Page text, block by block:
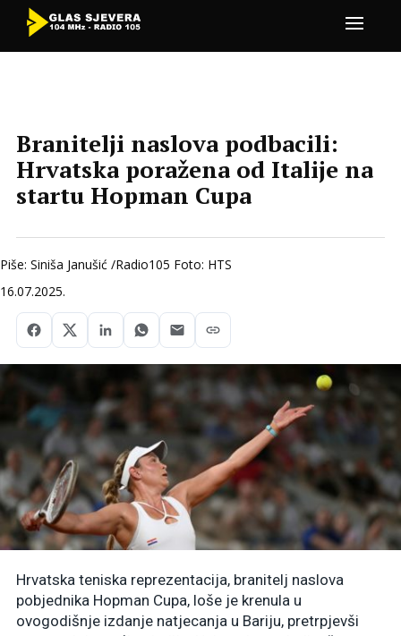
Branitelji naslova podbacili:
Hrvatska poražena od Italije na
startu Hopman Cupa
Piše: Siniša Janušić /Radio105 Foto: HTS
16.07.2025.
Hrvatska teniska reprezentacija, branitelj naslova
pobjednika Hopman Cupa, loše je krenula u
ovogodišnje izdanje natjecanja u Bariju, pretrpjevši